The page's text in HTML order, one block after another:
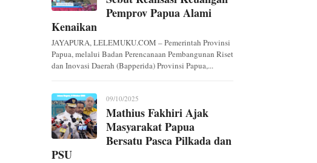
Pemprov Papua Alami
Kenaikan
JAYAPURA, LELEMUKU.COM – Pemerintah Provinsi
Papua, melalui Badan Perencanaan Pembangunan Riset
dan Inovasi Daerah (Bapperida) Provinsi Papua,...
09/10/2025
Mathius Fakhiri Ajak
Masyarakat Papua
Bersatu Pasca Pilkada dan
PSU